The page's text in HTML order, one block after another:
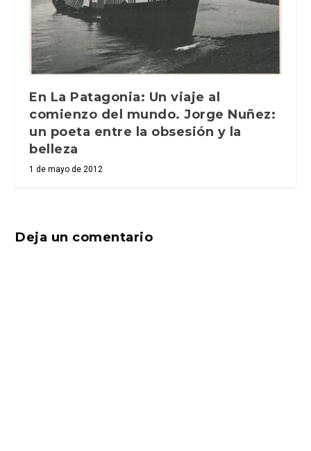
En La Patagonia: Un viaje al
comienzo del mundo. Jorge Nuñez:
un poeta entre la obsesión y la
belleza
1 de mayo de 2012
Deja un comentario